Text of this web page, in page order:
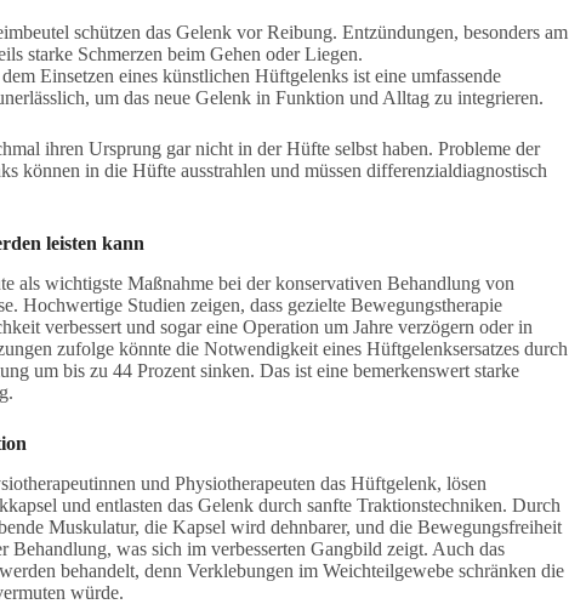
schützen das Gelenk vor Reibung. Entzündungen, besonders am
starke Schmerzen beim Gehen oder Liegen.
Einsetzen eines künstlichen Hüftgelenks ist eine umfassende
um das neue Gelenk in Funktion und Alltag zu integrieren.
ihren Ursprung gar nicht in der Hüfte selbst haben. Probleme der
können in die Hüfte ausstrahlen und müssen differenzialdiagnostisch
leisten kann
als wichtigste Maßnahme bei der konservativen Behandlung von
Hochwertige Studien zeigen, dass gezielte Bewegungstherapie
verbessert und sogar eine Operation um Jahre verzögern oder in
zufolge könnte die Notwendigkeit eines Hüftgelenksersatzes durch
um bis zu 44 Prozent sinken. Das ist eine bemerkenswert starke
und Physiotherapeuten das Hüftgelenk, lösen
und entlasten das Gelenk durch sanfte Traktionstechniken. Durch
Muskulatur, die Kapsel wird dehnbarer, und die Bewegungsfreiheit
Behandlung, was sich im verbesserten Gangbild zeigt. Auch das
behandelt, denn Verklebungen im Weichteilgewebe schränken die
würde.